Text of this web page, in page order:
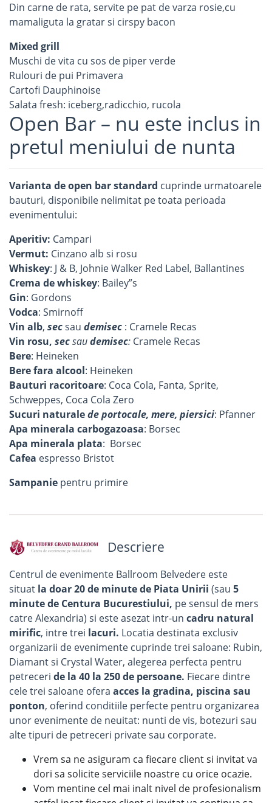
Din carne de rata, servite pe pat de varza rosie,cu
mamaliguta la gratar si cirspy bacon
Mixed grill
Muschi de vita cu sos de piper verde
Rulouri de pui Primavera
Cartofi Dauphinoise
Salata fresh: iceberg,radicchio, rucola
Open Bar – nu este inclus in
pretul meniului de nunta
Varianta de open bar standard cuprinde urmatoarele
bauturi, disponibile nelimitat pe toata perioada
evenimentului:
Aperitiv: Campari
Vermut: Cinzano alb si rosu
Whiskey: J & B, Johnie Walker Red Label, Ballantines
Crema de whiskey: Bailey”s
Gin: Gordons
Vodca: Smirnoff
Vin alb, secsau demisec : Cramele Recas
Vin rosu, secsaudemisec: Cramele Recas
Bere: Heineken
Bere fara alcool: Heineken
Bauturi racoritoare: Coca Cola, Fanta, Sprite,
Schweppes, Coca Cola Zero
Sucuri naturaledeportocale, mere, piersici: Pfanner
Apa minerala carbogazoasa: Borsec
Apa minerala plata: Borsec
Cafea espresso Bristot
Sampanie pentru primire
Descriere
Centrul de evenimente Ballroom Belvedere este
situat la doar 20 de minute de Piata Unirii (sau 5
minute de Centura Bucurestiului, pe sensul de mers
catre Alexandria) si este asezat intr-un cadru natural
mirific, intre trei lacuri. Locatia destinata exclusiv
organizarii de evenimente cuprinde trei saloane: Rubin,
Diamant si Crystal Water, alegerea perfecta pentru
petreceri de la 40 la 250 de persoane. Fiecare dintre
cele trei saloane ofera acces la gradina, piscina sau
ponton, oferind conditiile perfecte pentru organizarea
unor evenimente de neuitat: nunti de vis, botezuri sau
alte tipuri de petreceri private sau corporate.
Vrem sa ne asiguram ca fiecare client si invitat va
dori sa solicite serviciile noastre cu orice ocazie.
Vom mentine cel mai inalt nivel de profesionalism